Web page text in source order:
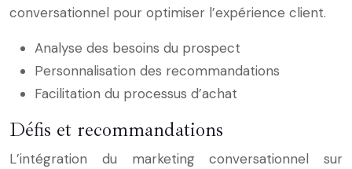
conversationnel pour optimiser l’expérience client.
Analyse des besoins du prospect
Personnalisation des recommandations
Facilitation du processus d’achat
Défis et recommandations
L’intégration du marketing conversationnel sur